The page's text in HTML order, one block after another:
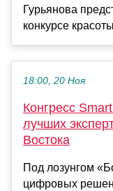
Гурьянова
конкурсе
18:00, 20 Ноя
Конгресс
лучших
Востока
Под лозунгом
цифровых